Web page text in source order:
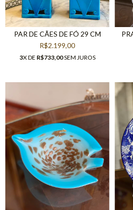
PAR DE CÃES DE FÓ 29 CM
R$2.199,00
3X DE R$733,00SEM JUROS